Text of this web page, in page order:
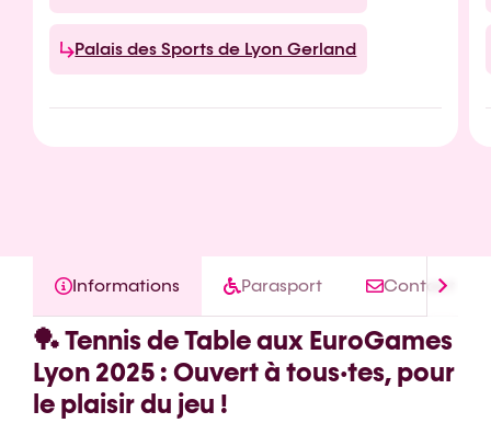
Palais des Sports de Lyon Gerland
Informations Parasport Contact
🏓 Tennis de Table aux EuroGames
Lyon 2025 : Ouvert à tous·tes, pour
le plaisir du jeu !